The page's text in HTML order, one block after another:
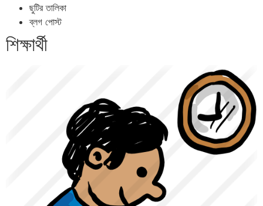
ছুটির তালিকা
ব্লগ পোস্ট
শিক্ষার্থী